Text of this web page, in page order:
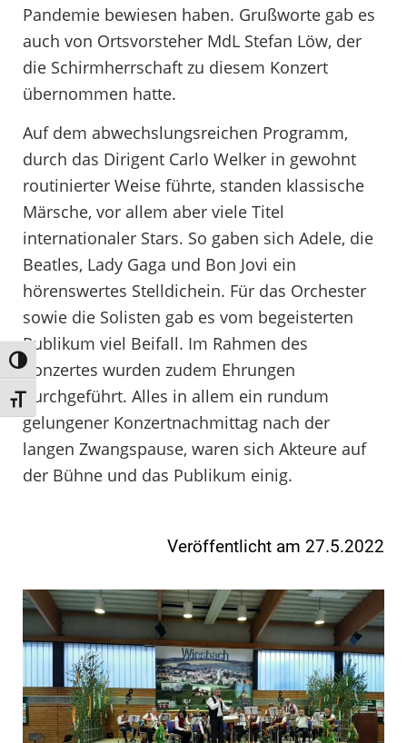
Umschalten auf hohe Kontraste
Schrift vergrößern
Pandemie bewiesen haben. Grußworte gab es
auch von Ortsvorsteher MdL Stefan Löw, der
die Schirmherrschaft zu diesem Konzert
übernommen hatte.
Auf dem abwechslungsreichen Programm,
durch das Dirigent Carlo Welker in gewohnt
routinierter Weise führte, standen klassische
Märsche, vor allem aber viele Titel
internationaler Stars. So gaben sich Adele, die
Beatles, Lady Gaga und Bon Jovi ein
hörenswertes Stelldichein. Für das Orchester
sowie die Solisten gab es vom begeisterten
Publikum viel Beifall. Im Rahmen des
Konzertes wurden zudem Ehrungen
durchgeführt. Alles in allem ein rundum
gelungener Konzertnachmittag nach der
langen Zwangspause, waren sich Akteure auf
der Bühne und das Publikum einig.
Veröffentlicht am 27.5.2022